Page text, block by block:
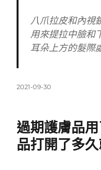
八爪拉皮和內視
用來提拉中臉和
耳朵上方的髮際
發
2021-09-30
過期護膚品
品打開了多